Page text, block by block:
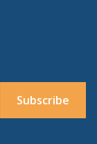
Subscribe